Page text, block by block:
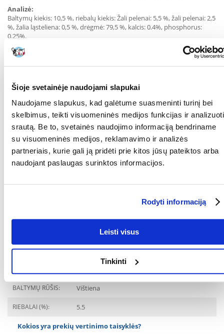
Šioje svetainėje naudojami slapukai
Naudojame slapukus, kad galėtume suasmeninti turinį bei
skelbimus, teikti visuomeninės medijos funkcijas ir analizuoti
srautą. Be to, svetainės naudojimo informaciją bendriname
su visuomeninės medijos, reklamavimo ir analizės
partneriais, kurie gali ją pridėti prie kitos jūsų pateiktos arba
naudojant paslaugas surinktos informacijos.
Rodyti informaciją
Leisti visus
Tinkinti
Analizė:
Baltymų kiekis: 10,5 %, riebalų kiekis: Žali pelenai: 5,5 %, žali pelenai: 2,5
%, žalia ląsteliena: 0,5 %, drėgmė: 79,5 %, kalcis: 0.4%, phosphorus:
0.25%.
Dozavimas
Šios vertės yra orientacinės. Rekomendacijos atskiriems gyvūnams gali
skirtis. Norint palaikyti tinkamą svorį, koreguokite katės maisto kiekį.
Katės svoris ir dienos porcija loveliais per dieną:
3 kg 2,
4 kg 2,5,
5 kg 2,5
Parametrai
PAKUOTĖS SVORIS
1.02
Ingredientai
BALTYMŲ RŪŠIS: Vištiena
RIEBALAI (%): 5.5
Kokios yra prekių vertinimo taisyklės?